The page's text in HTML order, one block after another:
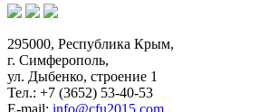
295000, Республика Крым,
г. Симферополь,
ул. Дыбенко, строение 1
Тел.: +7 (3652) 53-40-53
E-mail: info@cfu2015.com